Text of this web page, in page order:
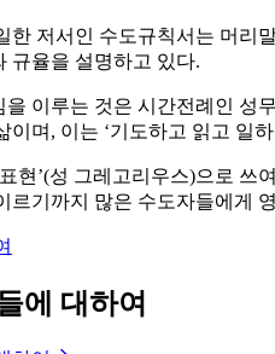
한 저서인 수도규칙서는 머리
규율을 설명하고 있다.
이루는 것은 시간전례인 성
며, 이는 ‘기도하고 읽고 일
현’(성 그레고리우스)으로
르기까지 많은 수도자들에게
에 대하여